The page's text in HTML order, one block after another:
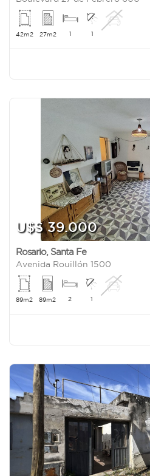
42m2 27m2 1 1
U$S 39.000
Rosario, Santa Fe
Avenida Rouillón 1500
89m2 89m2 2 1